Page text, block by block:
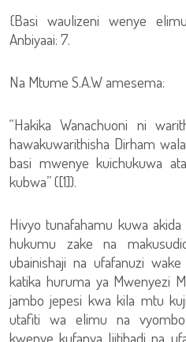
{Basi waulizeni wenye
Anbiyaai: 7.
Na Mtume S.A.W amesema:
“Hakika Wanachuoni ni
hawakuwarithisha Dirham
basi mwenye kuichukuwa
kubwa” ([1]).
Hivyo tunafahamu kuwa
hukumu zake na
ubainishaji na ufafanuzi
katika huruma ya Mwenyezi
jambo jepesi kwa kila mtu
utafiti wa elimu na vyombo
kwenye kufanya Ijitihadi na